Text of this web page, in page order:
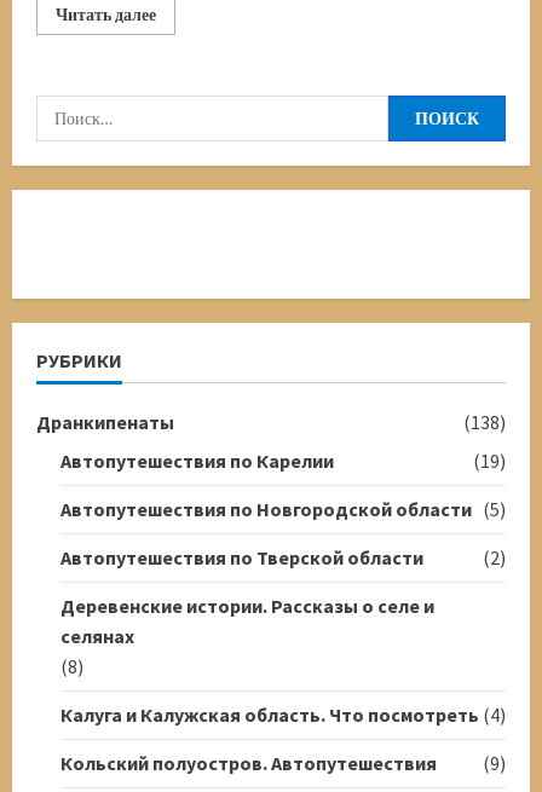
Читать далееПрочитать
больше
Приозерск.
посмотреть
Найти:
РУБРИКИ
Дранкипенаты
(138)
Автопутешествия по Карелии
(19)
Автопутешествия по Новгородской области (5)
Автопутешествия по Тверской области
(2)
Деревенские истории. Рассказы о селе и
селянах
(8)
Калуга и Калужская область. Что посмотреть (4)
Кольский полуостров. Автопутешествия
(9)